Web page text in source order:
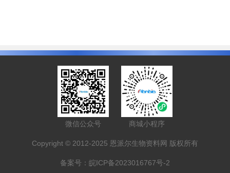
微信公众号 商城小程序
Copyright © 2012-2025 恩派尔生物资料网 版权所有
备案号： 皖ICP备2023016767号-2